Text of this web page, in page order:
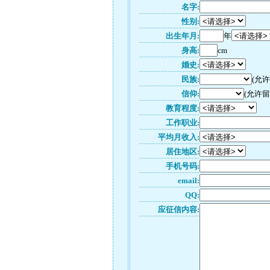
名字:
性别:
出生年月:
年
身高:
cm
婚史:
民族:
(允
信仰:
(允许
教育程度:
工作职业:
平均月收入:
居住地区:
手机号码:
email:
QQ:
应征信内容: